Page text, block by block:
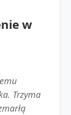
w
Trzyma